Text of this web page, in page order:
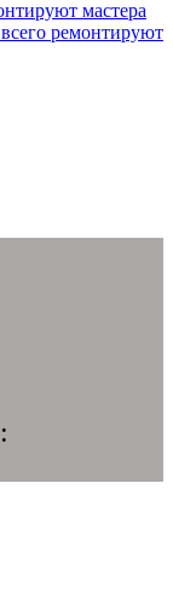
мастера
ремонтируют